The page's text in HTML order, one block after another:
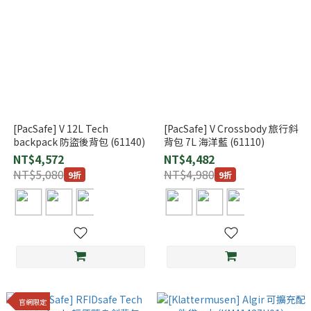
[PacSafe] V 12L Tech
backpack 防盜後背包 (61140)
NT$4,572
NT$5,080 9折
[PacSafe] V Crossbody 旅行斜
背包 7L 海洋藍 (61110)
NT$4,482
NT$4,980 9折
官網限定